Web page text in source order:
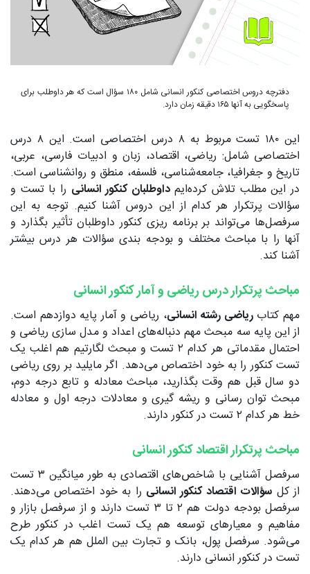
دفترچه دروس اختصاصی کنکور انسانی شامل ۱۸۰ سؤال است که هر داوطلب برای
پاسخگویی به آنها ۱۶۵ دقیقه زمان دارد.
این ۱۸۰ تست مربوط به ۸ درس اختصاصی است. این ۸ درس
اختصاصی شامل: ریاضی، اقتصاد، زبان و ادبیات فارسی، عربی،
تاریخ و جغرافیا، جامعه‌شناسی، فلسفه، منطق و روانشناسی است.
در این مطلب تلاش کرده‌ایمداوطلبان کنکور انسانی را با تست و
سؤالات پرتکرار هر کدام از این دروس آشنا کنیم. توجه به این
سرفصل‌ها می‌تواند بر برنامه ریزی کنکور داوطلبان تأثیر بگذارد و
آنها را با مباحث مختلف و بودجه بندی سؤالات هر درس بیشتر
آشنا کند.
مباحث پرتکرار درس ریاضی و آمار کنکور انسانی
مهم کتابریاضی رشته انسانی، ریاضی و آمار پایه دوازدهم است.
از این پایه سه مبحث مهم دنباله‌های اعداد و مدل سازی ریاضی و
احتمال مقدماتی هر کدام ۲ تست و مبحث لگارتیم هم اغلب یک
تست کنکور را به خود اختصاص می‌دهد. اگر مایلید بر روی ریاضی
دو سال قبل هم وقت بگذارید، مباحث معادله و تابع درجه دوم،
مبحث توان رسانی و ریشه گیری و معادلات درجه اول و معادله
خط هر کدام ۲ تست در کنکور دارند.
مباحث پرتکرار اقتصاد کنکور انسانی
سرفصل آشنایی با شاخص‌های اقتصادی به طور میانگین ۳ تست
از کل سؤالات اقتصاد کنکور انسانی را به خود اختصاص می‌دهند.
سرفصل بودجه دولت هم ۲ تا ۳ تست دارند و از سرفصل بازار و
مفاهیم و معیارهای توسعه هم یک تست اغلب در کنکور طرح
می‌شود. سرفصل پول، بانک و تجارت بین الملل هم هر کدام یک
تست در کنکور انسانی دارند.